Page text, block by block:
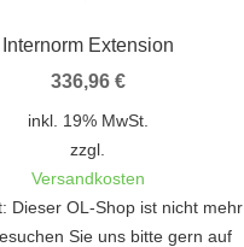
Internorm Extension
336,96 €
inkl. 19% MwSt.
zzgl.
Versandkosten
Dieser OL-Shop ist nicht mehr
Sie uns bitte gern auf